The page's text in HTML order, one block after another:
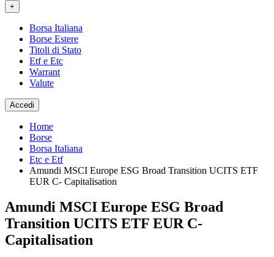
+
Borsa Italiana
Borse Estere
Titoli di Stato
Etf e Etc
Warrant
Valute
Accedi
Home
Borse
Borsa Italiana
Etc e Etf
Amundi MSCI Europe ESG Broad Transition UCITS ETF
EUR C- Capitalisation
Amundi MSCI Europe ESG Broad
Transition UCITS ETF EUR C-
Capitalisation